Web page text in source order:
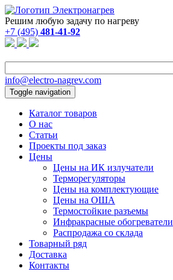
Решим любую задачу по нагреву
+7 (495) 481-41-92
info@electro-nagrev.com
Toggle navigation
Каталог товаров
О нас
Статьи
Проекты под заказ
Цены
Цены на ИК излучатели
Терморегуляторы
Цены на комплектующие
Цены на ОША
Термостойкие разъемы
Инфракрасные обогреватели
Распродажа со склада
Товарный ряд
Доставка
Контакты